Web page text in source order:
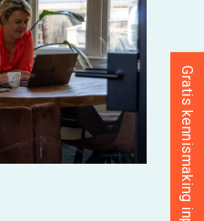
Gratis kennismaking inplannen